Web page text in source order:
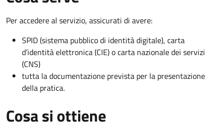
Per accedere al servizio, assicurati di avere:
SPID (sistema pubblico di identità digitale), carta
d’identità elettronica (CIE) o carta nazionale dei servizi
(CNS)
tutta la documentazione prevista per la presentazione
della pratica.
Cosa si ottiene